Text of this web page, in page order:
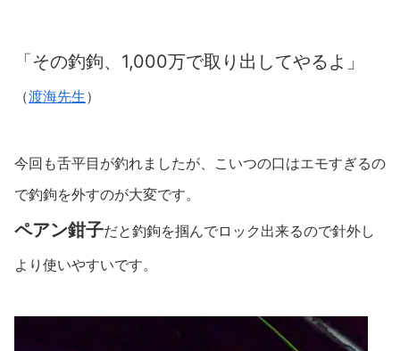
「その釣鉤、1,000万で取り出してやるよ」
（渡海先生）
今回も舌平目が釣れましたが、こいつの口はエモすぎるの
で釣鉤を外すのが大変です。
ペアン鉗子だと釣鉤を掴んでロック出来るので針外し
より使いやすいです。